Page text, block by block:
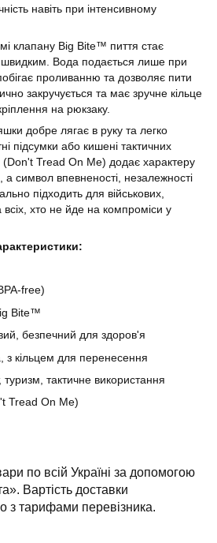
навіть при інтенсивному
клапану Big Bite™ пиття стає
Вода подається лише при
проливанню та дозволяє пити
закручується та має зручне кільце
на рюкзаку.
добре лягає в руку та легко
підсумки або кишені тактичних
(Don't Tread On Me) додає характеру
символ впевненості, незалежності
підходить для військових,
всіх, хто не йде на компроміси у
free)
Bite™
безпечний для здоров'я
з кільцем для перенесення
тактичне використання
Tread On Me)
по всій Україні за допомогою
Вартість доставки
з тарифами перевізника.